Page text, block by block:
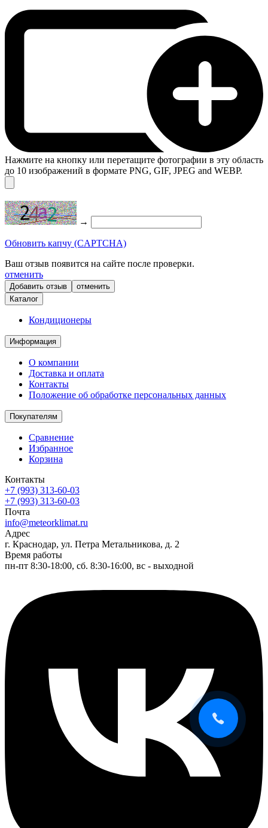
Нажмите на кнопку или перетащите фотографии в эту область
до 10 изображений в формате PNG, GIF, JPEG and WEBP.
→
Обновить капчу (CAPTCHA)
Ваш отзыв появится на сайте после проверки.
отменить
отменить
Каталог
Кондиционеры
Информация
О компании
Доставка и оплата
Контакты
Положение об обработке персональных данных
Покупателям
Сравнение
Избранное
Корзина
Контакты
+7 (993) 313-60-03
+7 (993) 313-60-03
Почта
info@meteorklimat.ru
Адрес
г. Краснодар, ул. Петра Метальникова, д. 2
Время работы
пн-пт 8:30-18:00, сб. 8:30-16:00, вс - выходной